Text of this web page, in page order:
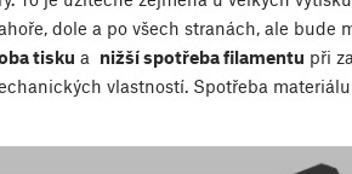
dole a po všech stranách, ale bude
tisku a nižší spotřeba filamentu při
vlastností. Spotřeba